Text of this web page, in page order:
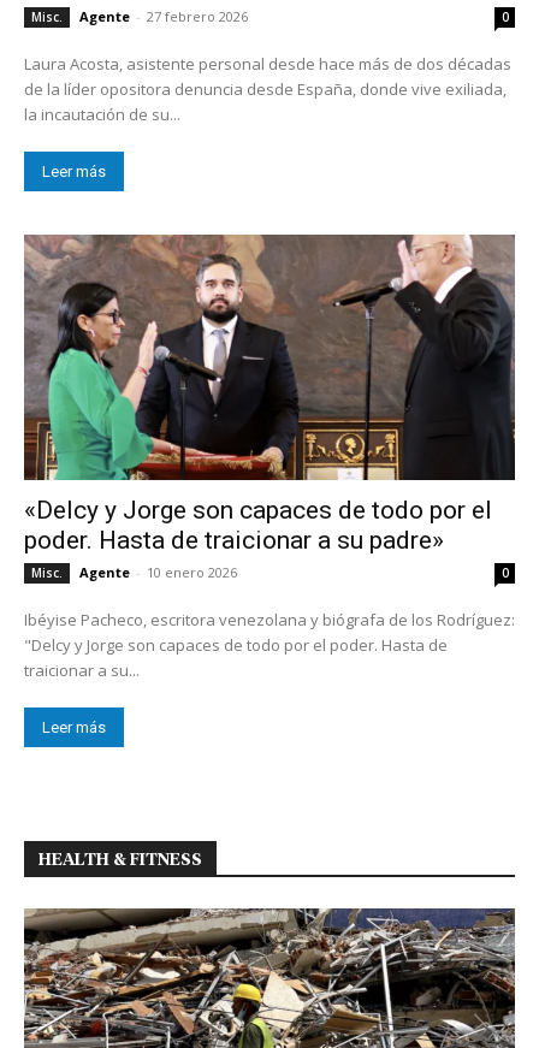
Misc. Agente - 27 febrero 2026 0
Laura Acosta, asistente personal desde hace más de dos décadas
de la líder opositora denuncia desde España, donde vive exiliada,
la incautación de su...
Leer más
«Delcy y Jorge son capaces de todo por el
poder. Hasta de traicionar a su padre»
Misc. Agente - 10 enero 2026 0
Ibéyise Pacheco, escritora venezolana y biógrafa de los Rodríguez:
"Delcy y Jorge son capaces de todo por el poder. Hasta de
traicionar a su...
Leer más
HEALTH & FITNESS